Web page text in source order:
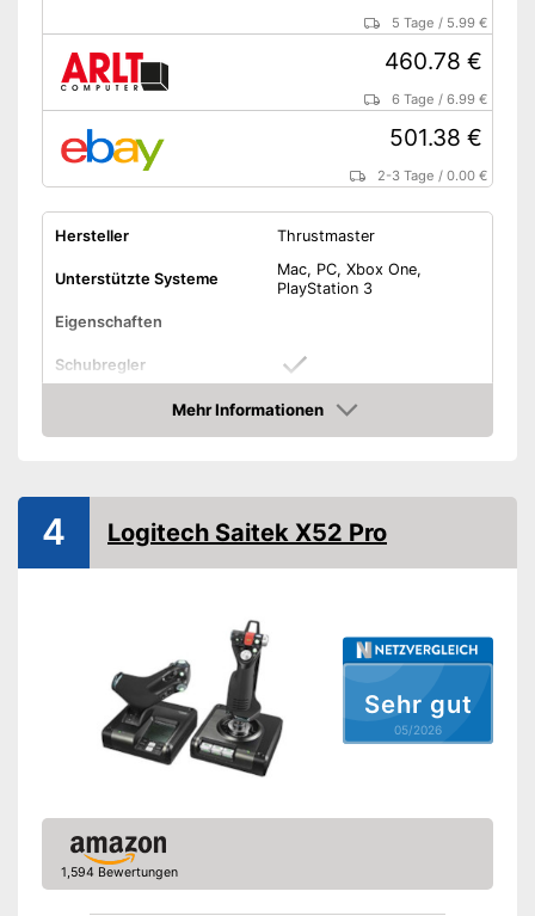
5 Tage / 5.99 €
460.78 €
6 Tage /6.99 €
501.38 €
2-3 Tage /0.00 €
Hersteller Thrustmaster
Unterstützte Systeme
Mac, PC, Xbox One,
PlayStation 3
Eigenschaften
Schubregler
Maße
26 x 32 x 44 cm
Mit integriertem Display
Amazon Lieferzeit
siehe Anbieter
Mehr Informationen
Amazon
Sehr gut
05/2026
4 Logitech Saitek X52 Pro
1,594 Bewertungen